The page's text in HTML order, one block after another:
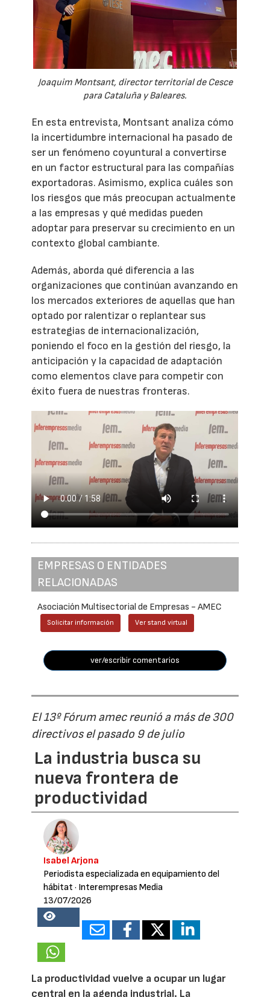
Joaquim Montsant, director territorial de Cesce
para Cataluña y Baleares.
En esta entrevista, Montsant analiza cómo
la incertidumbre internacional ha pasado de
ser un fenómeno coyuntural a convertirse
en un factor estructural para las compañías
exportadoras. Asimismo, explica cuáles son
los riesgos que más preocupan actualmente
a las empresas y qué medidas pueden
adoptar para preservar su crecimiento en un
contexto global cambiante.
Además, aborda qué diferencia a las
organizaciones que continúan avanzando en
los mercados exteriores de aquellas que han
optado por ralentizar o replantear sus
estrategias de internacionalización,
poniendo el foco en la gestión del riesgo, la
anticipación y la capacidad de adaptación
como elementos clave para competir con
éxito fuera de nuestras fronteras.
EMPRESAS O ENTIDADES
RELACIONADAS
Asociación Multisectorial de Empresas - AMEC
Solicitar información Ver stand virtual
ver/escribir comentarios
El 13º Fórum amec reunió a más de 300
directivos el pasado 9 de julio
La industria busca su
nueva frontera de
productividad
Isabel Arjona
Periodista especializada en equipamiento del
hábitat · Interempresas Media
13/07/2026
24841
La productividad vuelve a ocupar un lugar
central en la agenda industrial. La